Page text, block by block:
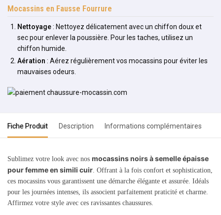
Mocassins en Fausse Fourrure
Nettoyage: Nettoyez délicatement avec un chiffon doux et
sec pour enlever la poussière. Pour les taches, utilisez un
chiffon humide.
Aération : Aérez régulièrement vos mocassins pour éviter les
mauvaises odeurs.
Fiche Produit Description Informations complémentaires
Sublimez votre look avec nos mocassins noirs à semelle épaisse
pour femme en simili cuir . Offrant à la fois confort et sophistication,
ces mocassins vous garantissent une démarche élégante et assurée. Idéals
pour les journées intenses, ils associent parfaitement praticité et charme.
Affirmez votre style avec ces ravissantes chaussures.